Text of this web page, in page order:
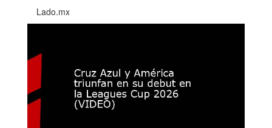
Lado.mx